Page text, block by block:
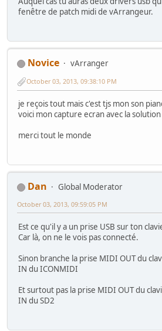
fenêtre de patch midi de vArrangeur.
Novice
vArranger
October 03, 2013, 09:38:10 PM
je reçois tout mais c'est tjs mon son
voici mon capture ecran avec la
merci tout le monde
Dan
Global Moderator
October 03, 2013, 09:59:05 PM
Est ce qu'il y a un prise USB sur ton
Car là, on ne le vois pas connecté.
Sinon branche la prise MIDI OUT du
IN du ICONMIDI
Et surtout pas la prise MIDI OUT du
IN du SD2